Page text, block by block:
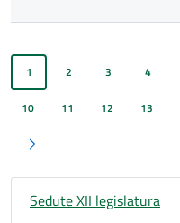
1 2 3 4
10 11 12 13
Pagina successiva
Sedute XII legislatura